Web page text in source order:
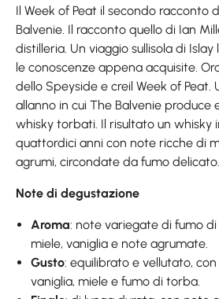
Il Week of Peat il secondo racconto
Balvenie. Il racconto quello di Ian
distilleria. Un viaggio sullisola di
le conoscenze appena acquisite.
dello Speyside e creil Week of Peat.
allanno in cui The Balvenie produce
whisky torbati. Il risultato un whisky
quattordici anni con note ricche di
agrumi, circondate da fumo delicato.
Note di degustazione
Aroma: note variegate di fumo
miele, vaniglia e note agrumate.
Gusto: equilibrato e vellutato,
vaniglia, miele e fumo di torba.